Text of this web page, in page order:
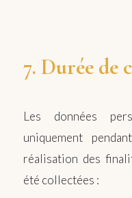
7. Durée de
Les données
uniquement
réalisation des
été collectées :